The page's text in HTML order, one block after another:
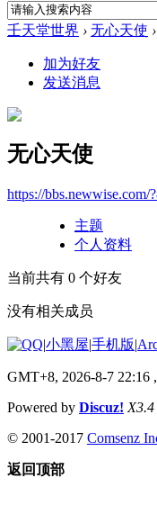
壬天堂世界 › 无心天使 ›
加为好友
发送消息
无心天使
https://bbs.newwise.com/
主题
个人资料
当前共有 0 个好友
没有相关成员
|小黑屋|手机版|
GMT+8, 2026-8-7 22:16
Powered by Discuz! X3.4
© 2001-2017 Comsenz
返回顶部